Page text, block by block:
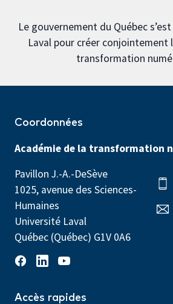
Le gouvernement du Québec
Laval pour créer conjointement
transformation
Coordonnées
Académie de la transformation
Pavillon J.-A.-DeSève
1025, avenue des Sciences-
Humaines
Université Laval
Québec (Québec) G1V 0A6
Accès rapides